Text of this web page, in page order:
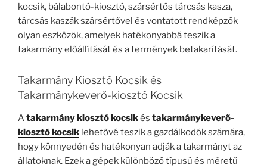
kocsik, bálabontó-kiosztó, szársértős tárcsás kasza,
tárcsás kaszák szársértővel és vontatott rendképzők
olyan eszközök, amelyek hatékonyabbá teszik a
takarmány előállítását és a termények betakarítását.
Takarmány Kiosztó Kocsik és
Takarmánykeverő-kiosztó Kocsik
Atakarmány kiosztó kocsikés takarmánykeverő-
kiosztó kocsik lehetővé teszik a gazdálkodók számára,
hogy könnyedén és hatékonyan adják a takarmányt az
állatoknak. Ezek a gépek különböző típusú és méretű